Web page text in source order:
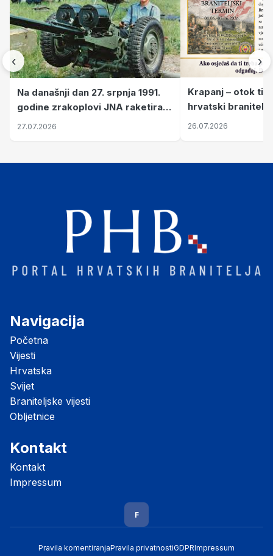
‹
Na današnji dan 27. srpnja 1991.
godine zrakoplovi JNA raketirali
su vojarnu i obučni centar "Nikola
27.07.2026
Krapanj – otok
hrvatski branitelji
pronalaze mir
26.07.2026
›
Navigacija
Početna
Vijesti
Hrvatska
Svijet
Braniteljske vijesti
Obljetnice
Kontakt
Kontakt
Impressum
F
Pravila komentiranjaPravila privatnostiGDPRImpressum